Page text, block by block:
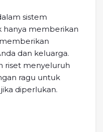
sistem
hanya memberikan
dan keluarga.
riset menyeluruh
ragu untuk
diperlukan.